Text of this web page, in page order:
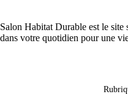
Salon Habitat Durable est le site
dans votre quotidien pour une